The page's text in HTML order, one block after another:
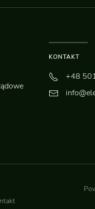
KONTAKT
+48